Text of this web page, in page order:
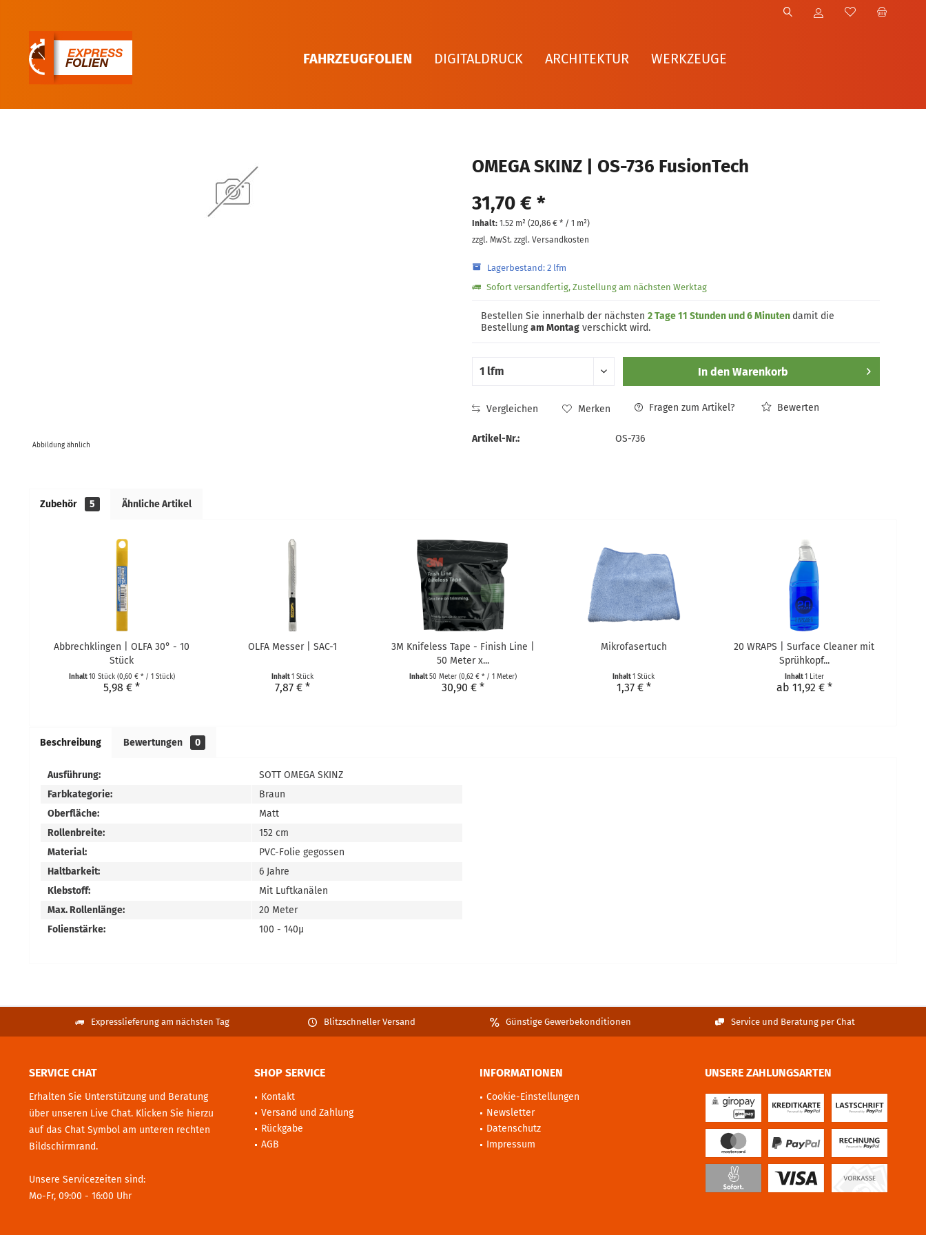
FAHRZEUGFOLIEN DIGITALDRUCK ARCHITEKTUR WERKZEUGE
Abbildung ähnlich
OMEGA SKINZ | OS-736 FusionTech
31,70 € *
Inhalt: 1.52 m² (20,86 €* / 1 m²)
zzgl. MwSt. zzgl. Versandkosten
Lagerbestand: 2 lfm
Sofort versandfertig, Zustellung am nächsten Werktag
Bestellen Sie innerhalb der nächsten 2 Tage 11 Stunden und 6 Minuten damit die
Bestellungam Montagverschickt wird.
In den Warenkorb
Vergleichen Merken Fragen zum Artikel? Bewerten
Artikel-Nr.: OS-736
Zubehör 5 Ähnliche Artikel
Abbrechklingen | OLFA 30° - 10
Stück
Inhalt10 Stück (0,60 € * / 1 Stück)
5,98 € *
OLFA Messer | SAC-1
Inhalt1 Stück
7,87 € *
3M Knifeless Tape - Finish Line |
50 Meter x...
Inhalt50 Meter (0,62 € * / 1 Meter)
30,90 € *
Mikrofasertuch
Inhalt1 Stück
1,37 € *
20 WRAPS | Surface Cleaner mit
Sprühkopf...
Inhalt1 Liter
ab 11,92 € *
Beschreibung Bewertungen 0
Ausführung:
SOTT OMEGA SKINZ
Farbkategorie:
Braun
Oberfläche:
Matt
Rollenbreite:
152 cm
Material:
PVC-Folie gegossen
Haltbarkeit:
6 Jahre
Klebstoff:
Mit Luftkanälen
Max. Rollenlänge:
20 Meter
Folienstärke:
100 - 140µ
Expresslieferung am nächsten Tag Blitzschneller Versand Günstige Gewerbekonditionen Service und Beratung per Chat
SERVICE CHAT
Erhalten Sie Unterstützung und Beratung
über unseren Live Chat. Klicken Sie hierzu
auf das Chat Symbol am unteren rechten
Bildschirmrand.
Unsere Servicezeiten sind:
Mo-Fr, 09:00 - 16:00 Uhr
SHOP SERVICE
Kontakt
Versand und Zahlung
Rückgabe
AGB
INFORMATIONEN
Cookie-Einstellungen
Newsletter
Datenschutz
Impressum
UNSERE ZAHLUNGSARTEN